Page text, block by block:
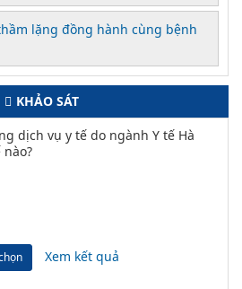
lặng đồng hành cùng bệnh
KHẢO SÁT
dịch vụ y tế do ngành Y tế Hà
Xem kết quả